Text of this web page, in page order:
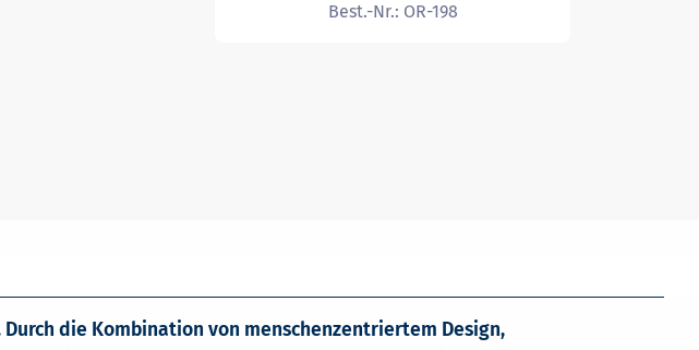
Best.-Nr.: OR-198
die Kombination von menschenzentriertem Design,